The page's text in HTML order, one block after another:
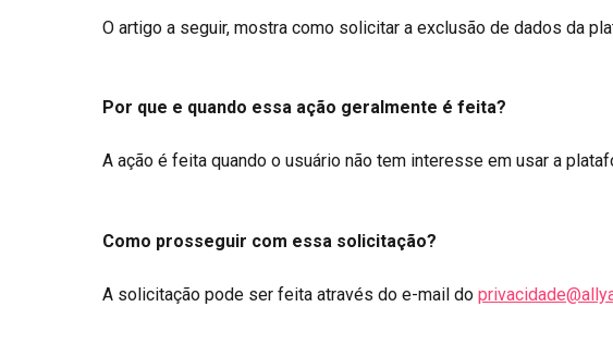
O artigo a seguir, mostra como solicitar a exclusão de dados da
Por que e quando essa ação geralmente é feita?
A ação é feita quando o usuário não tem interesse em usar a
Como prosseguir com essa solicitação?
A solicitação pode ser feita através do e-mail do